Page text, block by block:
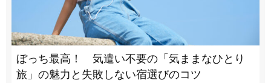
ぼっち最高！ 気遣い不要の「気ままなひとり
旅」の魅力と失敗しない宿選びのコツ